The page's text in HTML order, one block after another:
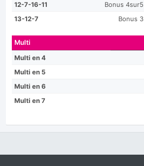
12-7-16-11
Bonus 4sur5
13-12-7
Bonus 3
Multi
Multi en 4
Multi en 5
Multi en 6
Multi en 7